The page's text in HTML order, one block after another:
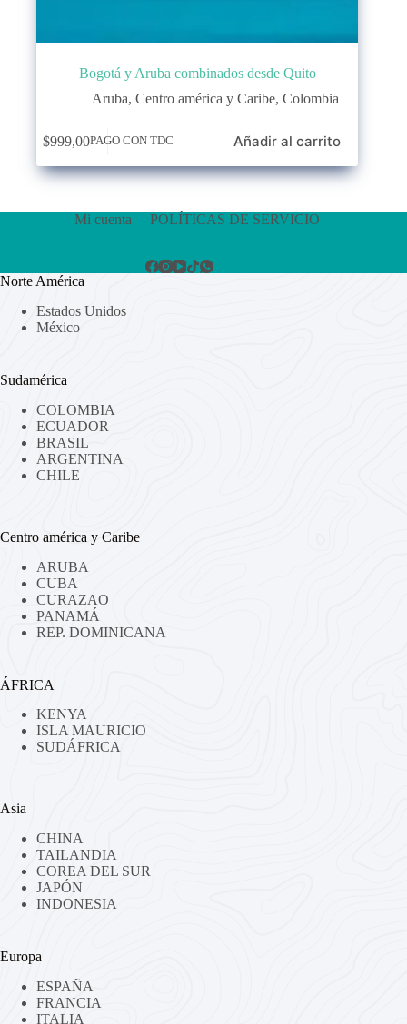
Bogotá y Aruba combinados desde Quito
Aruba,Centro américa y Caribe,Colombia
$999,00PAGO CON TDC Añadir al carrito
Mi cuenta POLÍTICAS DE SERVICIO
Norte América
Estados Unidos
México
Sudamérica
COLOMBIA
ECUADOR
BRASIL
ARGENTINA
CHILE
Centro américa y Caribe
ARUBA
CUBA
CURAZAO
PANAMÁ
REP. DOMINICANA
ÁFRICA
KENYA
ISLA MAURICIO
SUDÁFRICA
Asia
CHINA
TAILANDIA
COREA DEL SUR
JAPÓN
INDONESIA
Europa
ESPAÑA
FRANCIA
ITALIA